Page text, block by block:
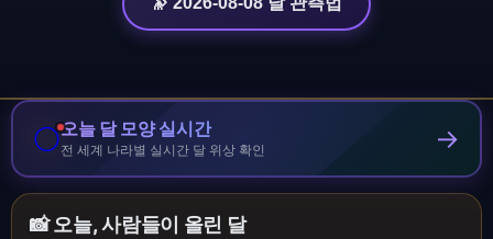
🌕오늘 달 모양 실시간
전 세계 나라별 실시간 달 위상 확인 →
📸 오늘, 사람들이 올린 달